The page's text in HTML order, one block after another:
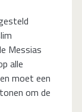
Messias
alle
moet een
om de